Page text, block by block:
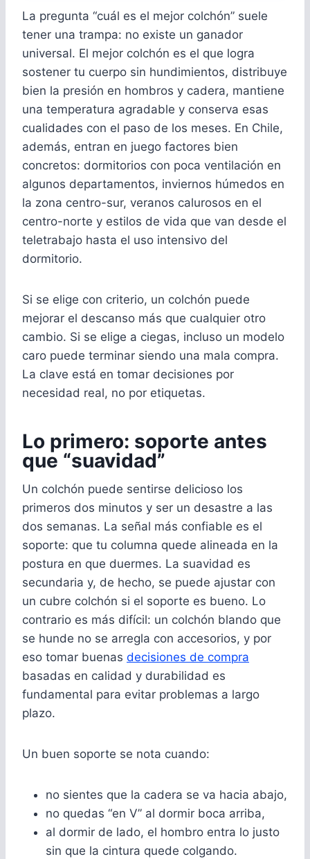
La pregunta “cuál es el mejor colchón” suele
tener una trampa: no existe un ganador
universal. El mejor colchón es el que logra
sostener tu cuerpo sin hundimientos, distribuye
bien la presión en hombros y cadera, mantiene
una temperatura agradable y conserva esas
cualidades con el paso de los meses. En Chile,
además, entran en juego factores bien
concretos: dormitorios con poca ventilación en
algunos departamentos, inviernos húmedos en
la zona centro-sur, veranos calurosos en el
centro-norte y estilos de vida que van desde el
teletrabajo hasta el uso intensivo del
dormitorio.
Si se elige con criterio, un colchón puede
mejorar el descanso más que cualquier otro
cambio. Si se elige a ciegas, incluso un modelo
caro puede terminar siendo una mala compra.
La clave está en tomar decisiones por
necesidad real, no por etiquetas.
Lo primero: soporte antes
que “suavidad”
Un colchón puede sentirse delicioso los
primeros dos minutos y ser un desastre a las
dos semanas. La señal más confiable es el
soporte: que tu columna quede alineada en la
postura en que duermes. La suavidad es
secundaria y, de hecho, se puede ajustar con
un cubre colchón si el soporte es bueno. Lo
contrario es más difícil: un colchón blando que
se hunde no se arregla con accesorios, y por
eso tomar buenas decisiones de compra
basadas en calidad y durabilidad es
fundamental para evitar problemas a largo
plazo.
Un buen soporte se nota cuando:
no sientes que la cadera se va hacia abajo,
no quedas “en V” al dormir boca arriba,
al dormir de lado, el hombro entra lo justo
sin que la cintura quede colgando.